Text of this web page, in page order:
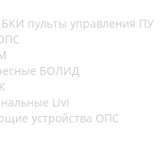
пульты управления ПУ
БОЛИД
Livi
устройства ОПС